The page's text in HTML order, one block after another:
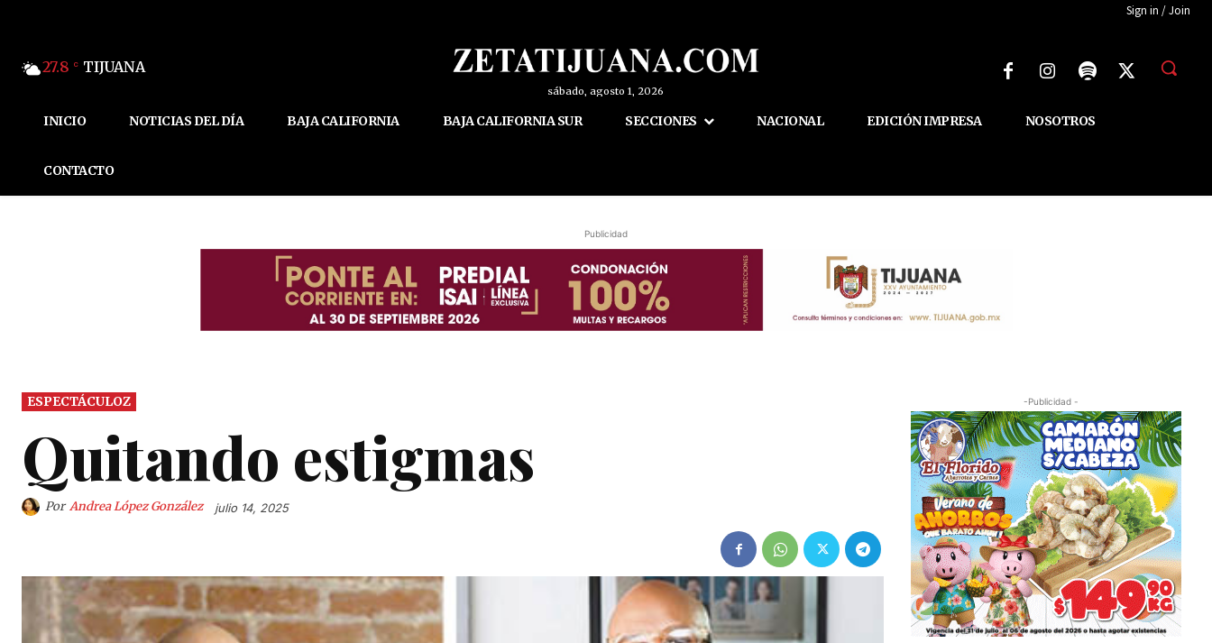
Sign in / Join
27.8 C TIJUANA
sábado, agosto 1, 2026
INICIO NOTICIAS DEL DÍA BAJA CALIFORNIA BAJA CALIFORNIA SUR SECCIONES NACIONAL EDICIÓN IMPRESA NOSOTROS
CONTACTO
Publicidad
ESPECTÁCULOZ
Quitando estigmas
Por Andrea López González julio 14, 2025
-Publicidad -